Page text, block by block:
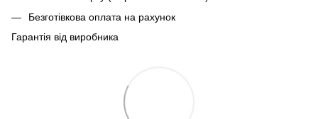
Безготівкова оплата на рахунок
Гарантія від виробника